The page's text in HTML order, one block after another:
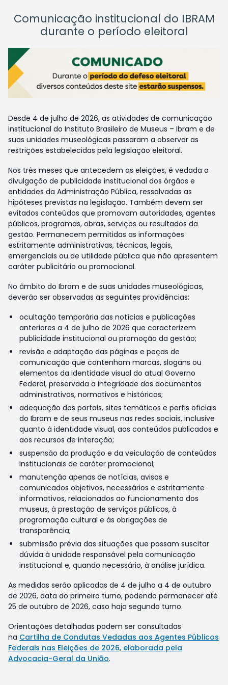
Comunicação institucional do IBRAM
durante o período eleitoral
Desde 4 de julho de 2026, as atividades de comunicação
institucional do Instituto Brasileiro de Museus – Ibram e de
suas unidades museológicas passaram a observar as
restrições estabelecidas pela legislação eleitoral.
Nos três meses que antecedem as eleições, é vedada a
divulgação de publicidade institucional dos órgãos e
entidades da Administração Pública, ressalvadas as
hipóteses previstas na legislação. Também devem ser
evitados conteúdos que promovam autoridades, agentes
públicos, programas, obras, serviços ou resultados da
gestão. Permanecem permitidas as informações
estritamente administrativas, técnicas, legais,
emergenciais ou de utilidade pública que não apresentem
caráter publicitário ou promocional.
No âmbito do Ibram e de suas unidades museológicas,
deverão ser observadas as seguintes providências:
ocultação temporária das notícias e publicações
anteriores a 4 de julho de 2026 que caracterizem
publicidade institucional ou promoção da gestão;
revisão e adaptação das páginas e peças de
comunicação que contenham marcas, slogans ou
elementos da identidade visual do atual Governo
Federal, preservada a integridade dos documentos
administrativos, normativos e históricos;
adequação dos portais, sites temáticos e perfis oficiais
do Ibram e de seus museus nas redes sociais, inclusive
quanto à identidade visual, aos conteúdos publicados e
aos recursos de interação;
suspensão da produção e da veiculação de conteúdos
institucionais de caráter promocional;
manutenção apenas de notícias, avisos e
comunicados objetivos, necessários e estritamente
informativos, relacionados ao funcionamento dos
museus, à prestação de serviços públicos, à
programação cultural e às obrigações de
transparência;
submissão prévia das situações que possam suscitar
dúvida à unidade responsável pela comunicação
institucional e, quando necessário, à análise jurídica.
As medidas serão aplicadas de 4 de julho a 4 de outubro
de 2026, data do primeiro turno, podendo permanecer até
25 de outubro de 2026, caso haja segundo turno.
Orientações detalhadas podem ser consultadas
na Cartilha de Condutas Vedadas aos Agentes Públicos
Federais nas Eleições de 2026, elaborada pela
Advocacia-Geral da União.